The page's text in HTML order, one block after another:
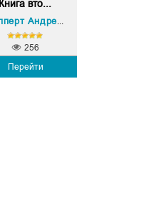
Книга вто...
Шопперт Андрей Готлибович
Перейти
256